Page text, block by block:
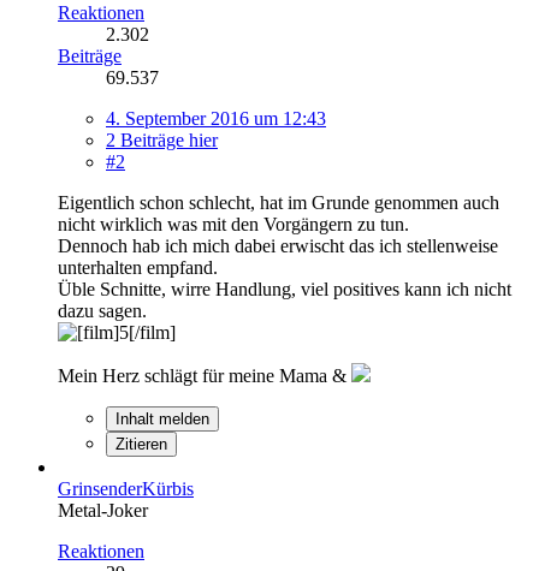
Reaktionen
2.302
Beiträge
69.537
4. September 2016 um 12:43
2 Beiträge hier
#2
Eigentlich schon schlecht, hat im Grunde genommen auch
nicht wirklich was mit den Vorgängern zu tun.
Dennoch hab ich mich dabei erwischt das ich stellenweise
unterhalten empfand.
Üble Schnitte, wirre Handlung, viel positives kann ich nicht
dazu sagen.
Mein Herz schlägt für meine Mama &
Inhalt melden
Zitieren
GrinsenderKürbis
Metal-Joker
Reaktionen